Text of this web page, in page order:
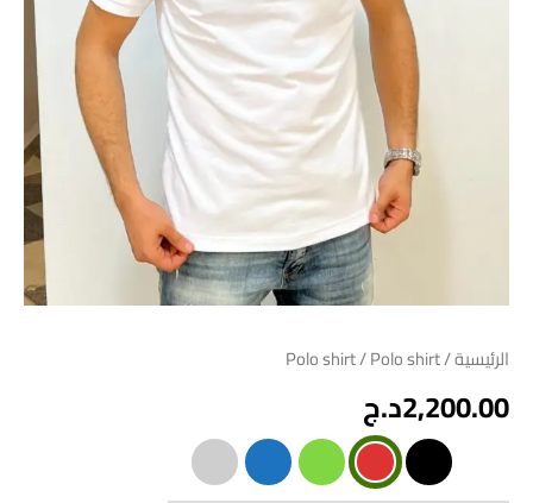
الرئيسية/
Polo shirt/ Polo shirt
2,200.00د.ج